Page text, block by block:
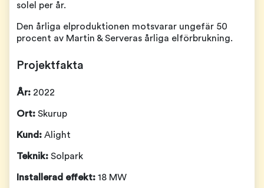
solel per år.
Den årliga elproduktionen motsvarar ungefär 50
procent av Martin & Serveras årliga elförbrukning.
Projektfakta
År: 2022
Ort: Skurup
Kund: Alight
Teknik: Solpark
Installerad effekt: 18 MW